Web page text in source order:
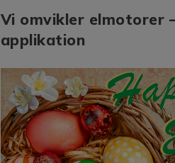
Vi omvikler elmotorer
applikation